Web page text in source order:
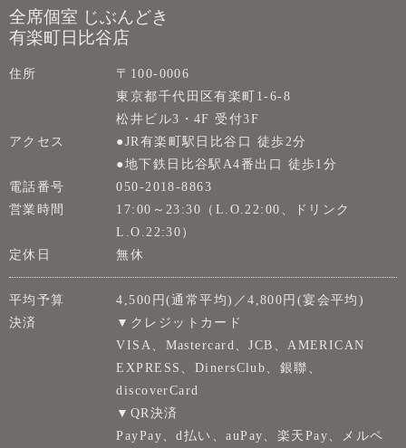
全席個室 じぶんどき
有楽町日比谷店
住所
〒100-0006
東京都千代田区有楽町1-6-8
松井ビル3・4F 受付3F
アクセス
●JR有楽町駅日比谷口 徒歩2分
●地下鉄日比谷駅A4番出口 徒歩1分
電話番号
050-2018-8863
営業時間
17:00～23:30（L.O.22:00、ドリンク
L.O.22:30）
定休日
無休
平均予算
4,500円(通常平均)／4,800円(宴会平均)
決済
▼クレジットカード
VISA、Mastercard、JCB、AMERICAN
EXPRESS、DinersClub、銀聯、
discoverCard
▼QR決済
PayPay、d払い、auPay、楽天Pay、メルペ